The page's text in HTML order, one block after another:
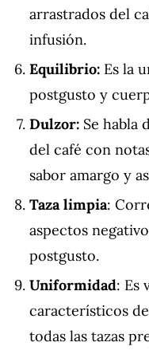
arrastrados del
infusión.
Equilibrio: Es la
postgusto y
Dulzor: Se habla
del café con
sabor amargo y
Taza limpia:
aspectos
postgusto.
Uniformidad: Es
característicos
todas las tazas